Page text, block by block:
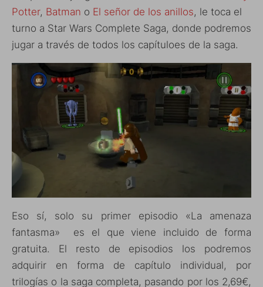
Potter, Batman o El señor de los anillos, le toca el
turno a Star Wars Complete Saga, donde podremos
jugar a través de todos los capítuloes de la saga.
Eso sí, solo su primer episodio «La amenaza
fantasma» es el que viene incluido de forma
gratuita. El resto de episodios los podremos
adquirir en forma de capítulo individual, por
trilogías o la saga completa, pasando por los 2,69€,